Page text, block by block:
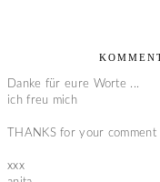
Danke für eure Worte ...
ich freu mich
THANKS for your comment
xxx